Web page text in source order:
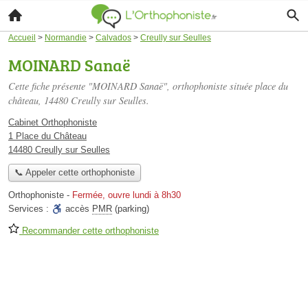
Accueil > Normandie > Calvados > Creully sur Seulles
MOINARD Sanaë
Cette fiche présente "MOINARD Sanaë", orthophoniste située place du
château, 14480 Creully sur Seulles.
Cabinet Orthophoniste
1 Place du Château
14480 Creully sur Seulles
📞 Appeler cette orthophoniste
Orthophoniste - Fermée, ouvre lundi à 8h30
Services :
accès PMR (parking)
Recommander cette orthophoniste